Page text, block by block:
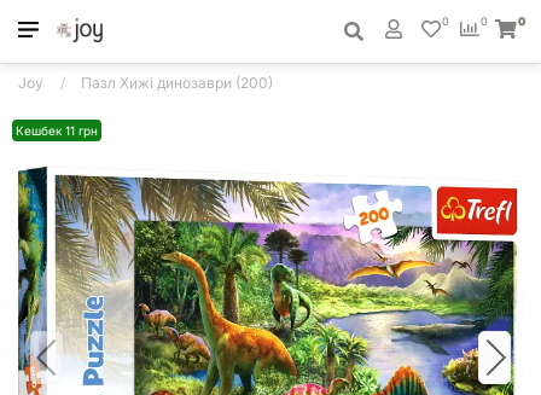
0
0 0
Joy Пазл Хижі динозаври (200)
Кешбек 11 грн